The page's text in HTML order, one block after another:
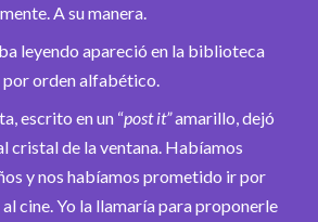
A su manera.
leyendo apareció en la biblioteca
por orden alfabético.
escrito en un “post it”amarillo, dejó
cristal de la ventana. Habíamos
y nos habíamos prometido ir por
cine. Yo la llamaría para proponerle